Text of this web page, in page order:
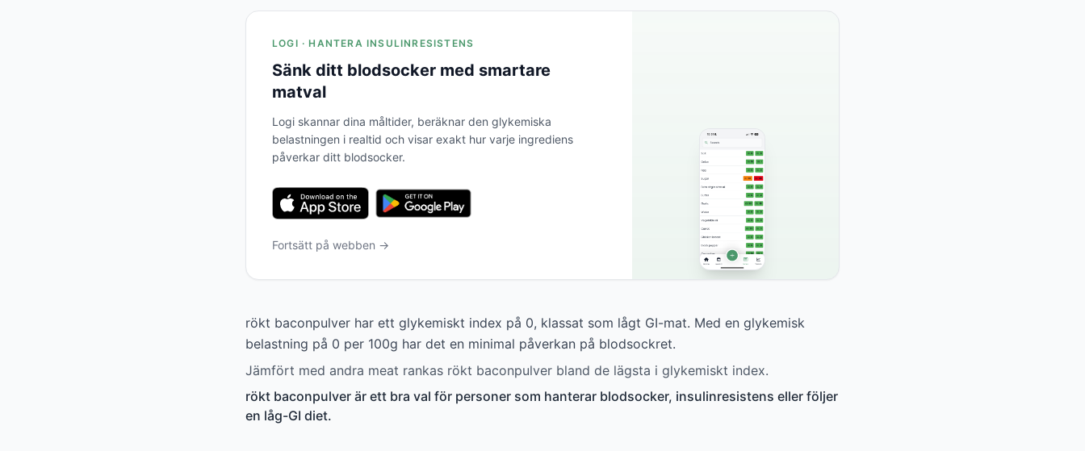
LOGI · HANTERA INSULINRESISTENS
Sänk ditt blodsocker med smartare
matval
Logi skannar dina måltider, beräknar den glykemiska
belastningen i realtid och visar exakt hur varje ingrediens
påverkar ditt blodsocker.
Fortsätt på webben →
rökt baconpulver har ett glykemiskt index på 0, klassat som lågt GI-mat. Med en glykemisk
belastning på 0 per 100g har det en minimal påverkan på blodsockret.
Jämfört med andra meat rankas rökt baconpulver bland de lägsta i glykemiskt index.
rökt baconpulver är ett bra val för personer som hanterar blodsocker, insulinresistens eller följer
en låg-GI diet.